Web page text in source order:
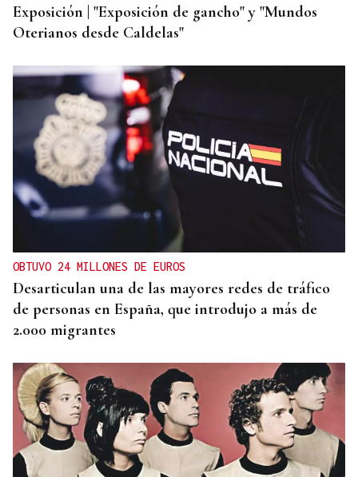
Exposición | "Exposición de gancho" y "Mundos
Oterianos desde Caldelas"
OBTUVO 24 MILLONES DE EUROS
Desarticulan una de las mayores redes de tráfico
de personas en España, que introdujo a más de
2.000 migrantes